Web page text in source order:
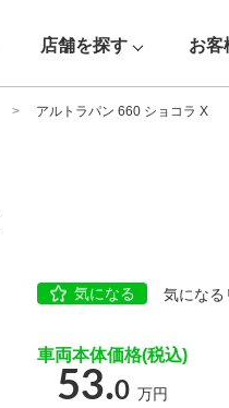
店舗を探す お客
アルトラパン 660 ショコラ X
気になる 気になる
車両本体価格(税込)
53.0 万円